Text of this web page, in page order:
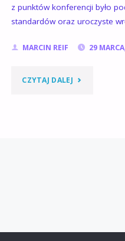
z punktów konferencji było
standardów oraz uroczyste
MARCIN REIF 29
CZYTAJ DALEJ"CERTYFIKATY